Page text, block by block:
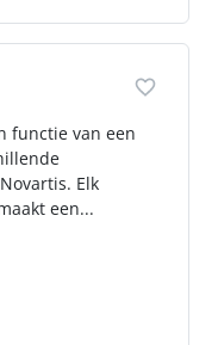
functie van een
Elk
een...